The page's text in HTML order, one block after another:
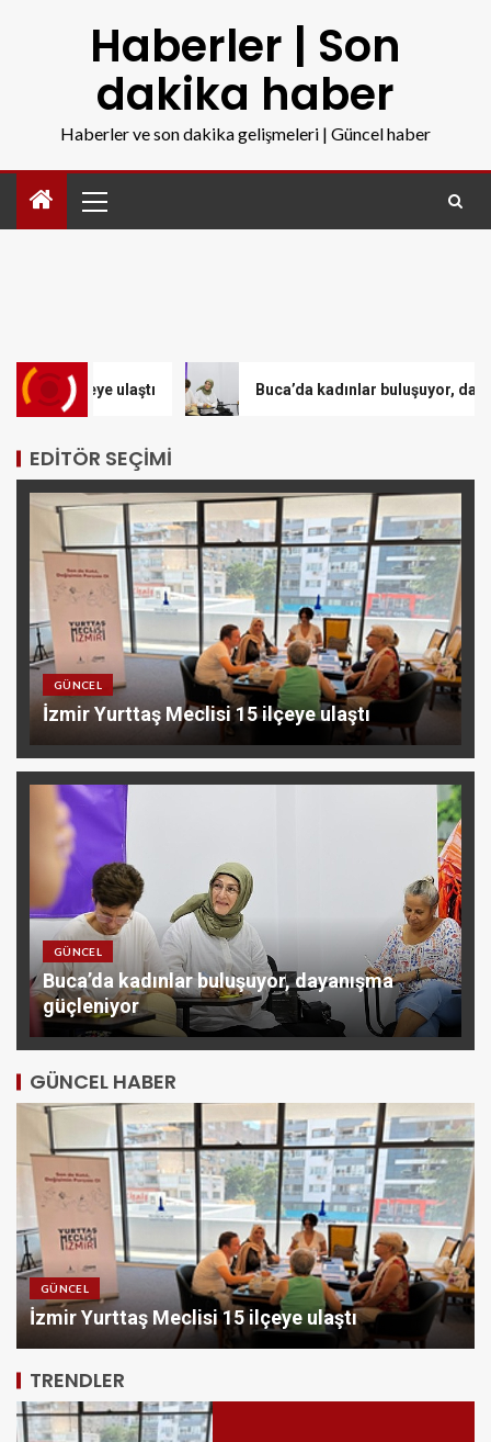
Haberler | Son
dakika haber
Haberler ve son dakika gelişmeleri | Güncel haber
ulaştı Buca’da kadınlar buluşuyor, dayanışma
EDITÖR SEÇIMI
GÜNCEL
İzmir Yurttaş Meclisi 15 ilçeye ulaştı
GÜNCEL
Buca’da kadınlar buluşuyor, dayanışma
güçleniyor
GÜNCEL HABER
GÜNCEL
İzmir Yurttaş Meclisi 15 ilçeye ulaştı
TRENDLER
İzmir İtfaiyesi’ne 13,5 milyon
Euro’luk teknoloji yatırımı